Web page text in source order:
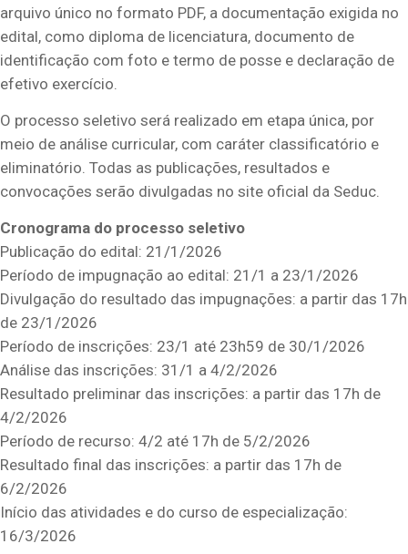
arquivo único no formato PDF, a documentação exigida no
edital, como diploma de licenciatura, documento de
identificação com foto e termo de posse e declaração de
efetivo exercício.
O processo seletivo será realizado em etapa única, por
meio de análise curricular, com caráter classificatório e
eliminatório. Todas as publicações, resultados e
convocações serão divulgadas no site oficial da Seduc.
Cronograma do processo seletivo
Publicação do edital: 21/1/2026
Período de impugnação ao edital: 21/1 a 23/1/2026
Divulgação do resultado das impugnações: a partir das 17h
de 23/1/2026
Período de inscrições: 23/1 até 23h59 de 30/1/2026
Análise das inscrições: 31/1 a 4/2/2026
Resultado preliminar das inscrições: a partir das 17h de
4/2/2026
Período de recurso: 4/2 até 17h de 5/2/2026
Resultado final das inscrições: a partir das 17h de
6/2/2026
Início das atividades e do curso de especialização:
16/3/2026